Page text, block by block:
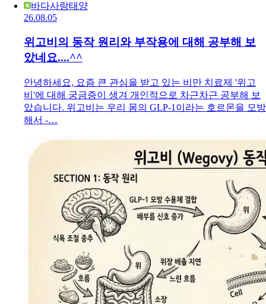
바다사랑태양
26.08.05
위고비의 동작 원리와 부작용에 대해 공부해 보
았네요....^^
안녕하세요, 요즘 큰 관심을 받고 있는 비만 치료제 '위고
비'에 대해 궁금증이 생겨 개인적으로 차근차근 공부해 보
았습니다. 위고비는 우리 몸의 GLP-1이라는 호르몬을 모방
해서 -…